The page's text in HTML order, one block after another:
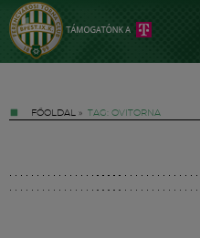
FŐOLDAL » TAG: OVITORNA